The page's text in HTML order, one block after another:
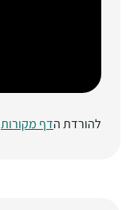
להורדת הדף מקורות